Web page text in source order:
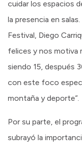
cuidar los espacios
la presencia en
Festival, Diego
felices y nos motiva
siendo 15, después
con este foco
montaña y deporte”.
Por su parte, el
subrayó la